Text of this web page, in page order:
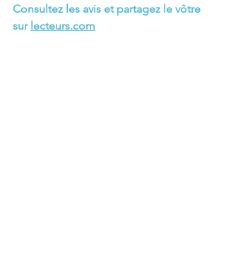
Consultez les avis et partagez le vôtre
sur lecteurs.com